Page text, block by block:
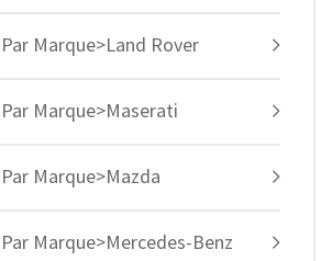
Marque>Land Rover
Marque>Maserati
Marque>Mazda
Marque>Mercedes-Benz